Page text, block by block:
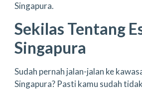
Singapura.
Sekilas Tentang
Singapura
Sudah pernah jalan-jalan ke
Singapura? Pasti kamu sudah